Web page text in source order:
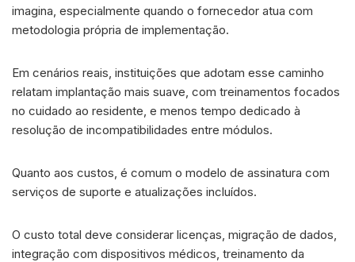
imagina, especialmente quando o fornecedor atua com
metodologia própria de implementação.
Em cenários reais, instituições que adotam esse caminho
relatam implantação mais suave, com treinamentos focados
no cuidado ao residente, e menos tempo dedicado à
resolução de incompatibilidades entre módulos.
Quanto aos custos, é comum o modelo de assinatura com
serviços de suporte e atualizações incluídos.
O custo total deve considerar licenças, migração de dados,
integração com dispositivos médicos, treinamento da